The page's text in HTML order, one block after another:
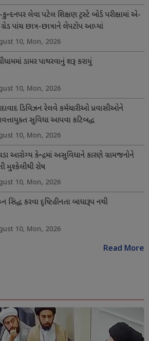
કુન્દનપર લેવા પટેલ શિક્ષણ ટ્રસ્ટે બોર્ડ પરીક્ષામાં એ-
પાંચ છાત્ર-છાત્રાને લેપટોપ આપ્યાં
10, Mon, 2026
ડામર પાથરવાનું શરૂ કરાયું
10, Mon, 2026
ડિવિઝન રેલવે કર્મચારીઓ પ્રવાસીઓને
સુવિધા આપવા કટિબદ્ધ
10, Mon, 2026
આરોગ્ય કેન્દ્રમાં અસુવિધાને કારણે ગ્રામજનોને
મુશ્કેલીથી રોષ
10, Mon, 2026
સિદ્ધ કરવા દૃષ્ટિહીનતા બાધારૂપ નથી
10, Mon, 2026
Read More